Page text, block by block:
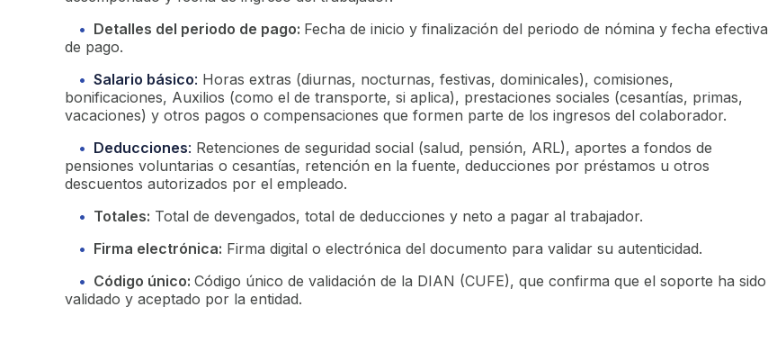
Detalles del periodo de pago: Fecha de inicio y finalización del periodo de nómina y fecha efectiva
de pago.
Salario básico: Horas extras (diurnas, nocturnas, festivas, dominicales), comisiones,
bonificaciones, Auxilios (como el de transporte, si aplica), prestaciones sociales (cesantías, primas,
vacaciones) y otros pagos o compensaciones que formen parte de los ingresos del colaborador.
Deducciones: Retenciones de seguridad social (salud, pensión, ARL), aportes a fondos de
pensiones voluntarias o cesantías, retención en la fuente, deducciones por préstamos u otros
descuentos autorizados por el empleado.
Totales: Total de devengados, total de deducciones y neto a pagar al trabajador.
Firma electrónica: Firma digital o electrónica del documento para validar su autenticidad.
Código único: Código único de validación de la DIAN (CUFE), que confirma que el soporte ha sido
validado y aceptado por la entidad.